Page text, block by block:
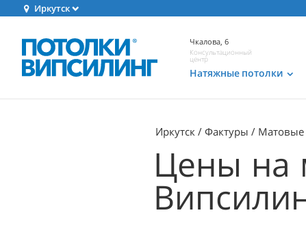
Иркутск
Чкалова, 6
Консультационный
центр
Натяжные потолки
Иркутск Фактуры Матовые
Цены на